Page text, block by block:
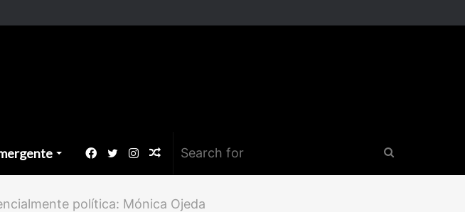
Random
Instagram
Twitter
Facebook
política: Mónica Ojeda